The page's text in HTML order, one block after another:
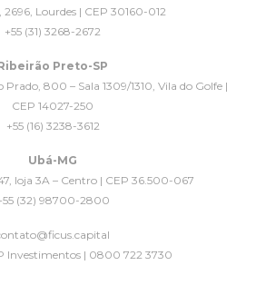
2696, Lourdes | CEP 30160-012
+55 (31) 3268-2672
Preto-SP
800 – Sala 1309/1310, Vila do Golfe |
CEP 14027-250
+55 (16) 3238-3612
Ubá-MG
loja 3A – Centro | CEP 36.500-067
(32) 98700-2800
Investimentos | 0800 722 3730